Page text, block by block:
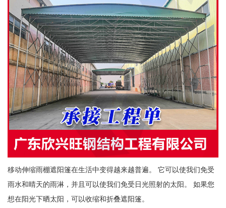
移动伸缩雨棚遮阳篷在生活中变得越来越普遍。 它可以使我们免受
雨水和晴天的雨淋，并且可以使我们免受日光照射的太阳。 如果您
想在阳光下晒太阳，可以收缩和折叠遮阳篷。